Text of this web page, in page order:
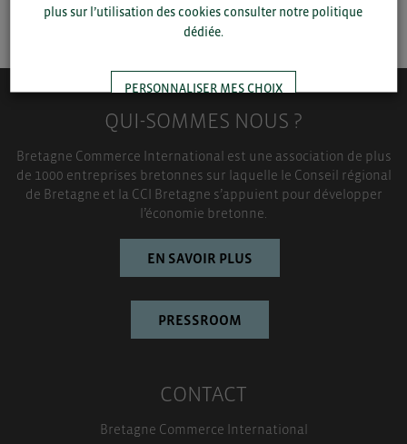
SAUVEGARDER
QUI-SOMMES NOUS ?
Bretagne Commerce International est une association de plus
de 1000 entreprises bretonnes sur laquelle le Conseil régional
de Bretagne et la CCI Bretagne s’appuient pour développer
l’économie bretonne.
EN SAVOIR PLUS
PRESSROOM
CONTACT
Bretagne Commerce International
plus sur l’utilisation des cookies consulter notre politique
dédiée.
PERSONNALISER MES CHOIX